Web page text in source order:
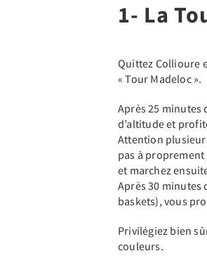
1- La
Quittez Collioure
« Tour Madeloc ».
Après 25 minutes
d’altitude et
Attention
pas à
et marchez
Après 30 minutes
baskets), vous
Privilégiez bien
couleurs.